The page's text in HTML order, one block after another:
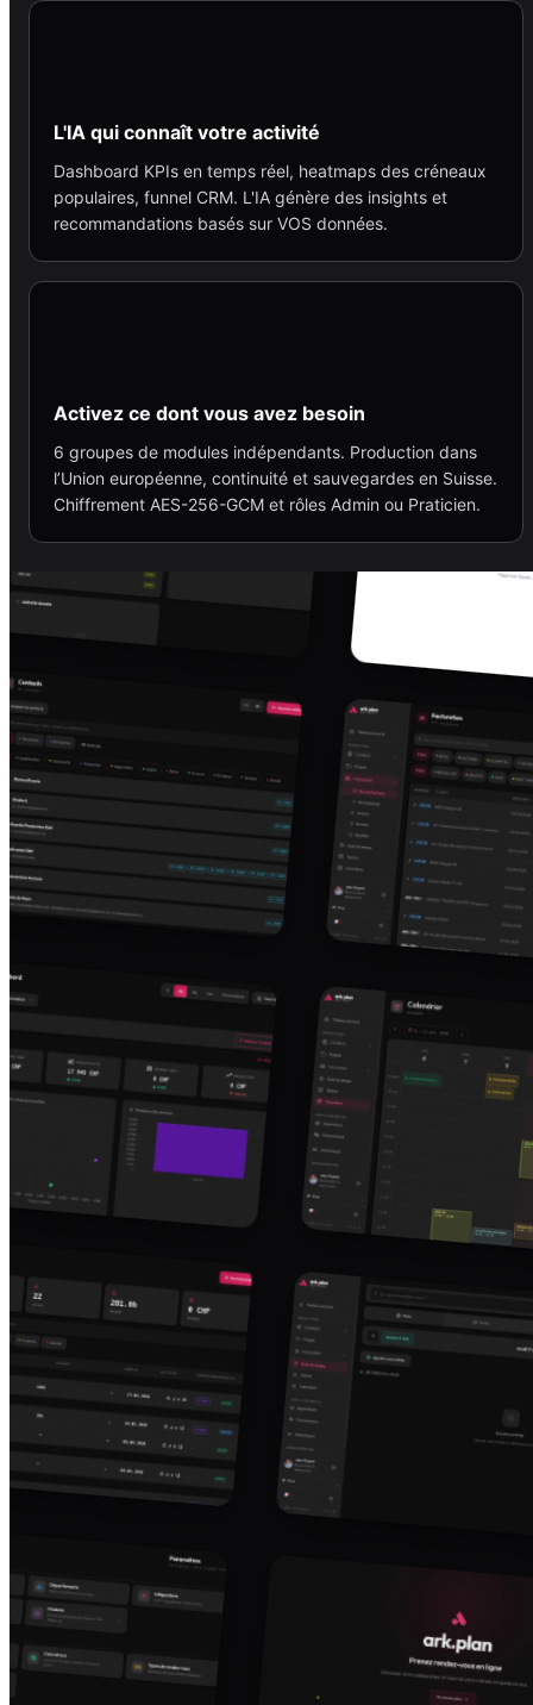
L'IA qui connaît votre activité
Dashboard KPIs en temps réel, heatmaps des créneaux
populaires, funnel CRM. L'IA génère des insights et
recommandations basés sur VOS données.
Activez ce dont vous avez besoin
6 groupes de modules indépendants. Production dans
l’Union européenne, continuité et sauvegardes en Suisse.
Chiffrement AES-256-GCM et rôles Admin ou Praticien.